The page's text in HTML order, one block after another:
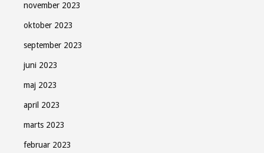
november 2023
oktober 2023
september 2023
juni 2023
maj 2023
april 2023
marts 2023
februar 2023